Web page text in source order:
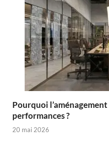
Pourquoi
performances ?
20 mai 2026